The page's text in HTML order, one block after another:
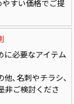
やすい価格でご提
に必要なアイテム
、名刺やチラシ、
非ご検討くださ